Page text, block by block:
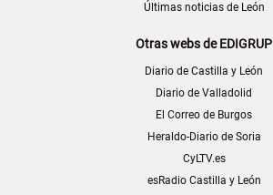
Últimas noticias de León
Otras webs de EDIGRUP
Diario de Castilla y León
Diario de Valladolid
El Correo de Burgos
Heraldo-Diario de Soria
CyLTV.es
esRadio Castilla y León